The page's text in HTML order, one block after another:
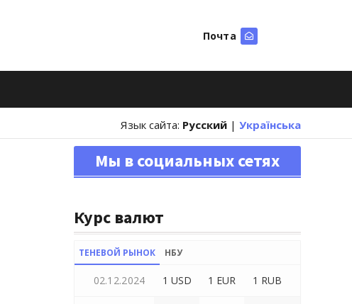
Почта
Язык сайта: Русский | Українська
Мы в социальных сетях
Курс валют
ТЕНЕВОЙ РЫНОК НБУ
02.12.2024 1 USD 1 EUR 1 RUB